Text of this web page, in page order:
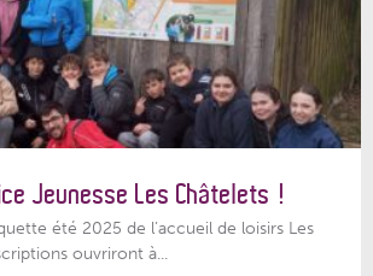
Jeunesse Les Châtelets !
été 2025 de l’accueil de loisirs Les
ouvriront à...